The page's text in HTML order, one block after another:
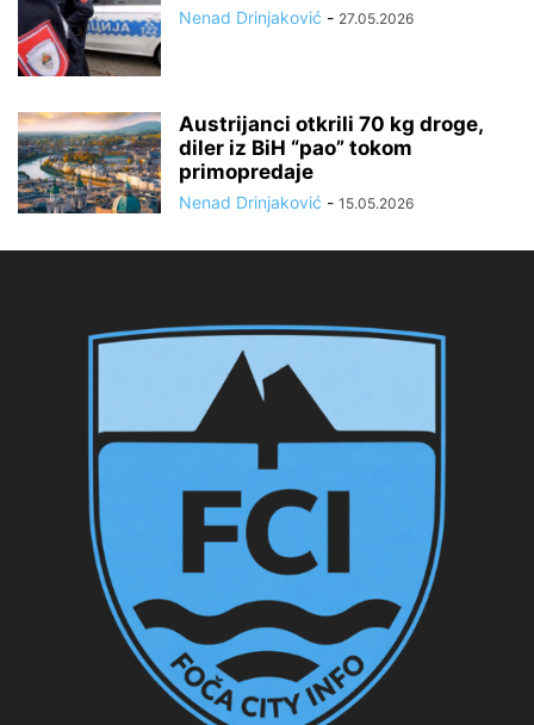
Nenad Drinjaković - 27.05.2026
Austrijanci otkrili 70 kg droge,
diler iz BiH “pao” tokom
primopredaje
Nenad Drinjaković - 15.05.2026